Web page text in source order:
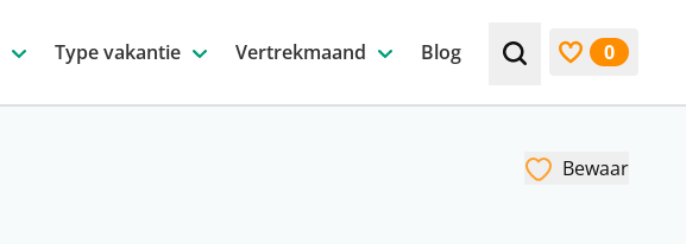
Type vakantie Vertrekmaand Blog Zoek bijv. een
0
Bewaar